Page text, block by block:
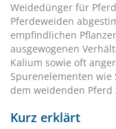
Weidedünger für
Pferdeweiden
empfindlichen
ausgewogenen
Kalium sowie oft
Spurenelementen
dem weidenden Pferd
Kurz erklärt